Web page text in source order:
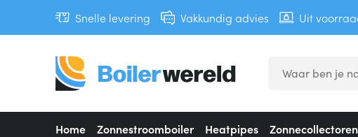
Snelle levering Vakkundig advies Uit
Home Zonnestroomboiler Heatpipes Zonnecollectoren